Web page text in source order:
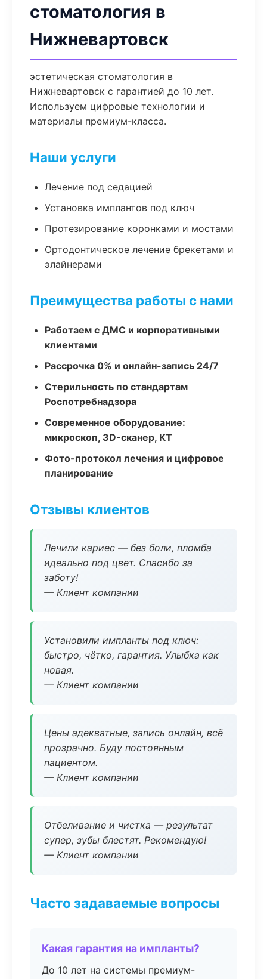
стоматология в
Нижневартовск
эстетическая стоматология в
Нижневартовск с гарантией до 10 лет.
Используем цифровые технологии и
материалы премиум-класса.
Наши услуги
Лечение под седацией
Установка имплантов под ключ
Протезирование коронками и мостами
Ортодонтическое лечение брекетами и
элайнерами
Преимущества работы с нами
Работаем с ДМС и корпоративными
клиентами
Рассрочка 0% и онлайн-запись 24/7
Стерильность по стандартам
Роспотребнадзора
Современное оборудование:
микроскоп, 3D-сканер, КТ
Фото-протокол лечения и цифровое
планирование
Отзывы клиентов
Лечили кариес — без боли, пломба
идеально под цвет. Спасибо за
заботу!
— Клиент компании
Установили импланты под ключ:
быстро, чётко, гарантия. Улыбка как
новая.
— Клиент компании
Цены адекватные, запись онлайн, всё
прозрачно. Буду постоянным
пациентом.
— Клиент компании
Отбеливание и чистка — результат
супер, зубы блестят. Рекомендую!
— Клиент компании
Часто задаваемые вопросы
Какая гарантия на импланты?
До 10 лет на системы премиум-